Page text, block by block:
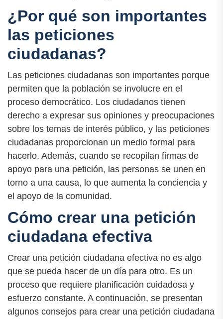
¿Por qué son importantes
las peticiones
ciudadanas?
Las peticiones ciudadanas son importantes porque
permiten que la población se involucre en el
proceso democrático. Los ciudadanos tienen
derecho a expresar sus opiniones y preocupaciones
sobre los temas de interés público, y las peticiones
ciudadanas proporcionan un medio formal para
hacerlo. Además, cuando se recopilan firmas de
apoyo para una petición, las personas se unen en
torno a una causa, lo que aumenta la conciencia y
el apoyo de la comunidad.
Cómo crear una petición
ciudadana efectiva
Crear una petición ciudadana efectiva no es algo
que se pueda hacer de un día para otro. Es un
proceso que requiere planificación cuidadosa y
esfuerzo constante. A continuación, se presentan
algunos consejos para crear una petición ciudadana